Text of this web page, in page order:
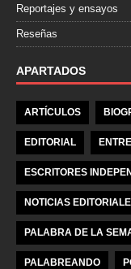
Reportajes y ensayos
Reseñas
APARTADOS
ARTÍCULOS
EDITORIAL
ESCRITORES
NOTICIAS
PALABRA DE LA
PALABREANDO